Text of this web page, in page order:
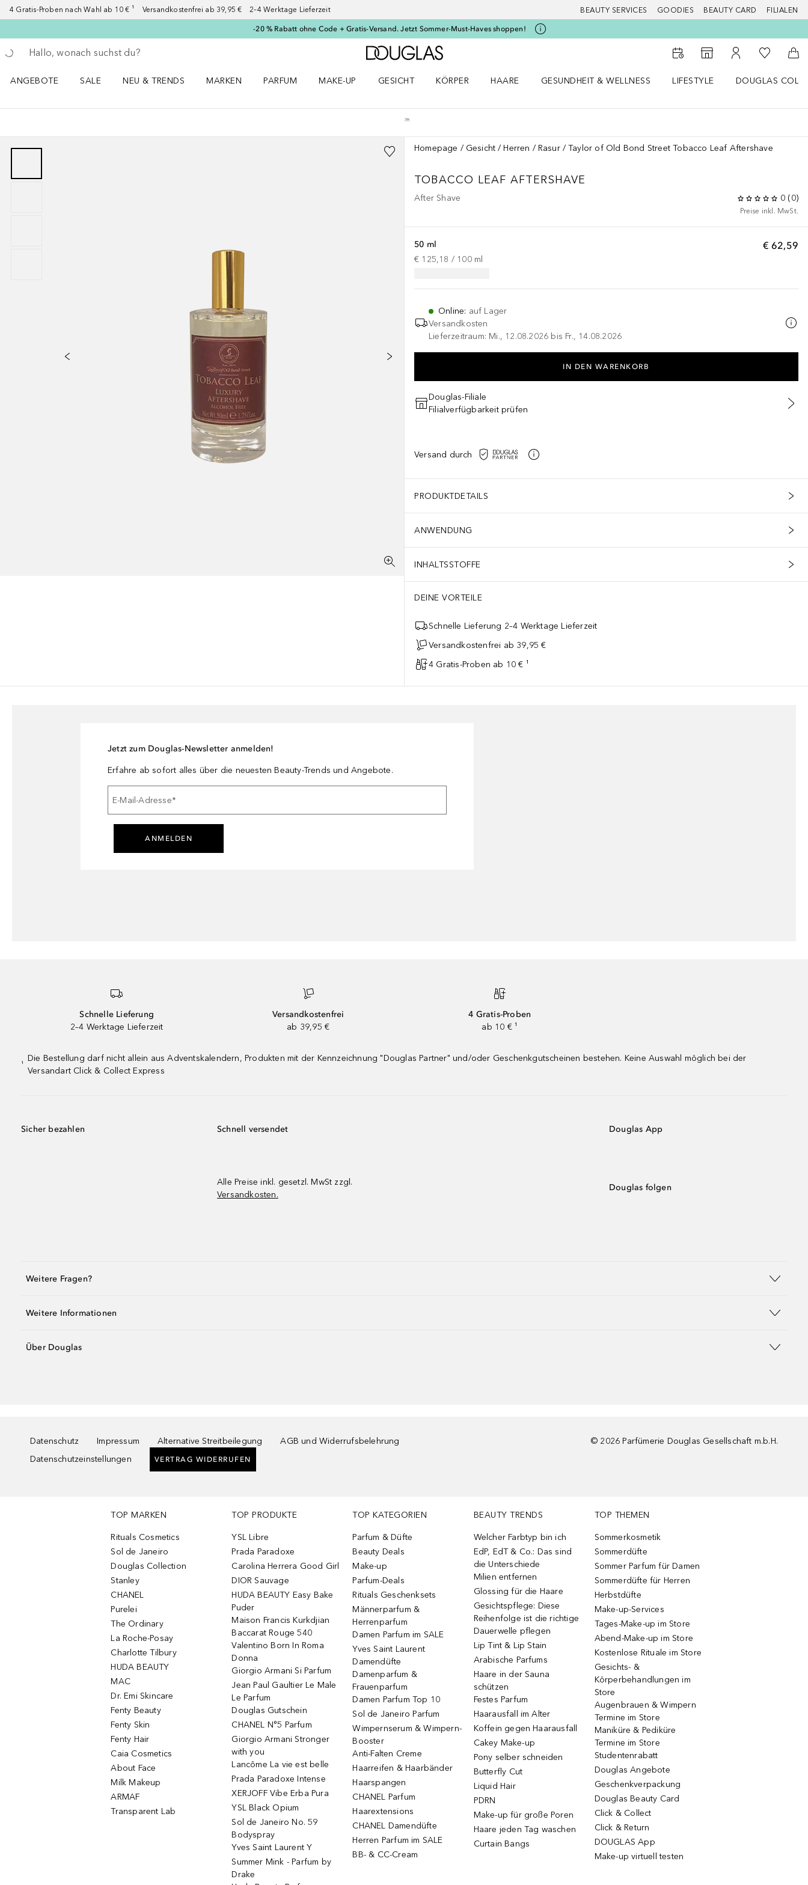
4 Gratis-Proben nach Wahl ab 10 € ¹ Versandkostenfrei ab 39,95 € 2–4 Werktage Lieferzeit BEAUTY SERVICES GOODIES BEAUTY CARD FILIALEN
-20 % Rabatt ohne Code + Gratis-Versand. Jetzt Sommer-Must-Haves shoppen!
Gehe zurück
Suche ausführen
Zur Douglas Startseite
Zum Storefinder
Zu Meinem
Zu Meiner
ANGEBOTE
SALE
NEU & TRENDS
MARKEN
PARFUM
MAKE-UP
GESICHT
KÖRPER
HAARE
GESUNDHEIT & WELLNESS
LIFESTYLE
DOUGLAS
Homepage Gesicht Herren Rasur Taylor of Old Bond Street Tobacco Leaf Aftershave
TOBACCO LEAF AFTERSHAVE
After Shave 0 (0)
Preise inkl. MwSt.
€ 62,59
50 ml
€ 125,18 / 100 ml
Online: auf Lager
Versandkosten
Lieferzeitraum: Mi., 12.08.2026 bis Fr., 14.08.2026
IN DEN WARENKORB
Douglas-Filiale
Filialverfügbarkeit prüfen
Versand durch
PRODUKTDETAILS
ANWENDUNG
INHALTSSTOFFE
DEINE VORTEILE
Schnelle Lieferung 2–4 Werktage Lieferzeit
Versandkostenfrei ab 39,95 €
4 Gratis-Proben ab 10 € ¹
Jetzt zum Douglas-Newsletter anmelden!
Erfahre ab sofort alles über die neuesten Beauty-Trends und Angebote.
E-Mail-Adresse*
ANMELDEN
Schnelle Lieferung
2–4 Werktage Lieferzeit
Versandkostenfrei
ab 39,95 €
4 Gratis-Proben
ab 10 € ¹
¹
Die Bestellung darf nicht allein aus Adventskalendern, Produkten mit der Kennzeichnung "Douglas Partner" und/oder Geschenkgutscheinen bestehen. Keine Auswahl möglich bei der
Versandart Click & Collect Express
Sicher bezahlen Schnell versendet
Alle Preise inkl. gesetzl. MwSt zzgl.
Versandkosten.
Douglas App
Douglas folgen
Weitere Fragen?
Weitere Informationen
Über Douglas
Datenschutz Impressum Alternative Streitbeilegung
AGB und Widerrufsbelehrung
Datenschutzeinstellungen
VERTRAG WIDERRUFEN
© 2026 Parfümerie Douglas Gesellschaft m.b.H.
TOP MARKEN
Rituals Cosmetics
Sol de Janeiro
Douglas Collection
Stanley
CHANEL
Purelei
The Ordinary
La Roche-Posay
Charlotte Tilbury
HUDA BEAUTY
MAC
Dr. Emi Skincare
Fenty Beauty
Fenty Skin
Fenty Hair
Caia Cosmetics
About Face
Milk Makeup
ARMAF
Transparent Lab
TOP PRODUKTE
YSL Libre
Prada Paradoxe
Carolina Herrera Good Girl
DIOR Sauvage
HUDA BEAUTY Easy Bake
Puder
Maison Francis Kurkdjian
Baccarat Rouge 540
Valentino Born In Roma
Donna
Giorgio Armani Si Parfum
Jean Paul Gaultier Le Male
Le Parfum
Douglas Gutschein
CHANEL N°5 Parfum
Giorgio Armani Stronger
with you
Lancôme La vie est belle
Prada Paradoxe Intense
XERJOFF Vibe Erba Pura
YSL Black Opium
Sol de Janeiro No. 59
Bodyspray
Yves Saint Laurent Y
Summer Mink - Parfum by
Drake
TOP KATEGORIEN
Parfum & Düfte
Beauty Deals
Make-up
Parfum-Deals
Rituals Geschenksets
Männerparfum &
Herrenparfum
Damen Parfum im SALE
Yves Saint Laurent
Damendüfte
Damenparfum &
Frauenparfum
Damen Parfum Top 10
Sol de Janeiro Parfum
Wimpernserum & Wimpern-
Booster
Anti-Falten Creme
Haarreifen & Haarbänder
Haarspangen
CHANEL Parfum
Haarextensions
CHANEL Damendüfte
Herren Parfum im SALE
BB- & CC-Cream
BEAUTY TRENDS
Welcher Farbtyp bin ich
EdP, EdT & Co.: Das sind
die Unterschiede
Milien entfernen
Glossing für die Haare
Gesichtspflege: Diese
Reihenfolge ist die richtige
Dauerwelle pflegen
Lip Tint & Lip Stain
Arabische Parfums
Haare in der Sauna
schützen
Festes Parfum
Haarausfall im Alter
Koffein gegen Haarausfall
Cakey Make-up
Pony selber schneiden
Butterfly Cut
Liquid Hair
PDRN
Make-up für große Poren
Haare jeden Tag waschen
Curtain Bangs
TOP THEMEN
Sommerkosmetik
Sommerdüfte
Sommer Parfum für Damen
Sommerdüfte für Herren
Herbstdüfte
Make-up-Services
Tages-Make-up im Store
Abend-Make-up im Store
Kostenlose Rituale im Store
Gesichts- &
Körperbehandlungen im
Store
Augenbrauen & Wimpern
Termine im Store
Maniküre & Pediküre
Termine im Store
Studentenrabatt
Douglas Angebote
Geschenkverpackung
Douglas Beauty Card
Click & Collect
Click & Return
DOUGLAS App
Make-up virtuell testen